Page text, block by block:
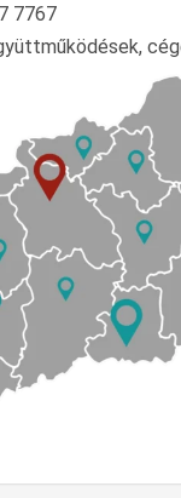
7767